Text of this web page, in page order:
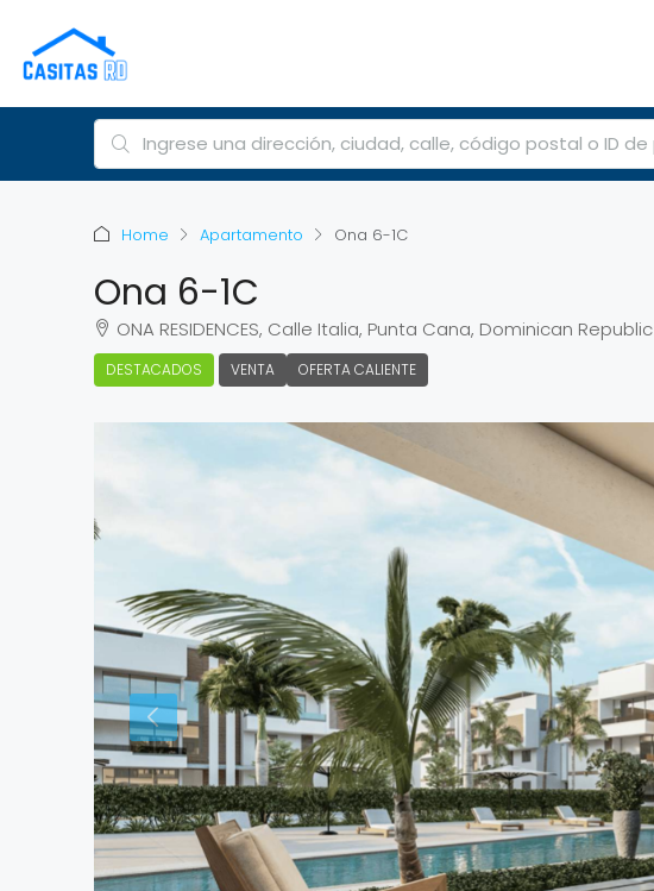
Home Apartamento Ona 6-1C
Ona 6-1C
ONA RESIDENCES, Calle Italia, Punta Cana, Dominican Republic
DESTACADOS VENTA OFERTA CALIENTE